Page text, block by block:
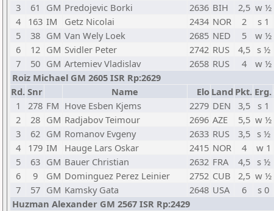
3
61 GM Predojevic Borki 2636 BIH 2,5 w ½
4
163 IM Getz Nicolai 2434 NOR 2 s 1
5
38 GM Van Wely Loek 2685 NED 5 w ½
6
12 GM Svidler Peter 2742 RUS 4,5 s ½
7
50 GM Artemiev Vladislav 2658 RUS 4 w ½
Roiz Michael GM 2605 ISR Rp:2629
Rd. Snr Name Elo Land Pkt. Erg.
1
278 FM Hove Esben Kjems 2279 DEN 3,5 s 1
2
28 GM Radjabov Teimour 2696 AZE 5,5 w ½
3
62 GM Romanov Evgeny 2633 RUS 3,5 s ½
4
179 IM Hauge Lars Oskar 2415 NOR 4 w 1
5
63 GM Bauer Christian 2632 FRA 4,5 s ½
6
9 GM Dominguez Perez Leinier 2752 CUB 2,5 w ½
7
57 GM Kamsky Gata 2648 USA 6 s 0
Huzman Alexander GM 2567 ISR Rp:2429